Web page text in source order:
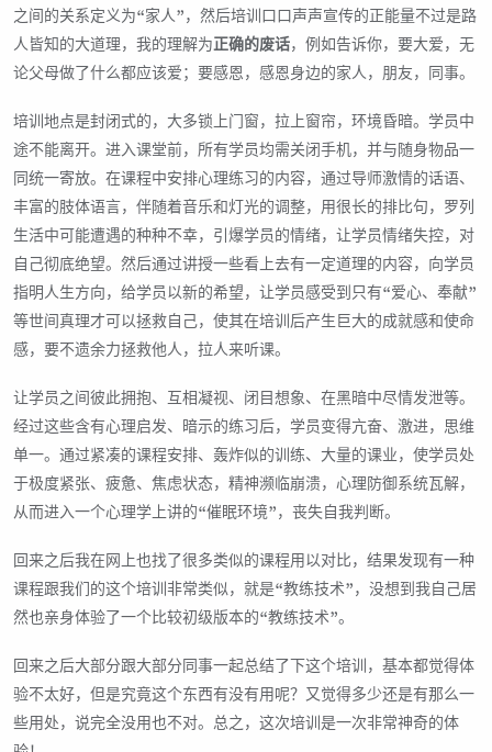
之间的关系定义为“家人”，然后培训口口声声宣传的正能量不过是路
人皆知的大道理，我的理解为正确的废话，例如告诉你，要大爱，无
论父母做了什么都应该爱；要感恩，感恩身边的家人，朋友，同事。
培训地点是封闭式的，大多锁上门窗，拉上窗帘，环境昏暗。学员中
途不能离开。进入课堂前，所有学员均需关闭手机，并与随身物品一
同统一寄放。在课程中安排心理练习的内容，通过导师激情的话语、
丰富的肢体语言，伴随着音乐和灯光的调整，用很长的排比句，罗列
生活中可能遭遇的种种不幸，引爆学员的情绪，让学员情绪失控，对
自己彻底绝望。然后通过讲授一些看上去有一定道理的内容，向学员
指明人生方向，给学员以新的希望，让学员感受到只有“爱心、奉献”
等世间真理才可以拯救自己，使其在培训后产生巨大的成就感和使命
感，要不遗余力拯救他人，拉人来听课。
让学员之间彼此拥抱、互相凝视、闭目想象、在黑暗中尽情发泄等。
经过这些含有心理启发、暗示的练习后，学员变得亢奋、激进，思维
单一。通过紧凑的课程安排、轰炸似的训练、大量的课业，使学员处
于极度紧张、疲惫、焦虑状态，精神濒临崩溃，心理防御系统瓦解，
从而进入一个心理学上讲的“催眠环境”，丧失自我判断。
回来之后我在网上也找了很多类似的课程用以对比，结果发现有一种
课程跟我们的这个培训非常类似，就是“教练技术”，没想到我自己居
然也亲身体验了一个比较初级版本的“教练技术”。
回来之后大部分跟大部分同事一起总结了下这个培训，基本都觉得体
验不太好，但是究竟这个东西有没有用呢？又觉得多少还是有那么一
些用处，说完全没用也不对。总之，这次培训是一次非常神奇的体